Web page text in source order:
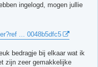
ingelogd, mogen jullie
... 0048b5dfc5
bedragje bij elkaar wat ik
zijn zeer gemakkelijke